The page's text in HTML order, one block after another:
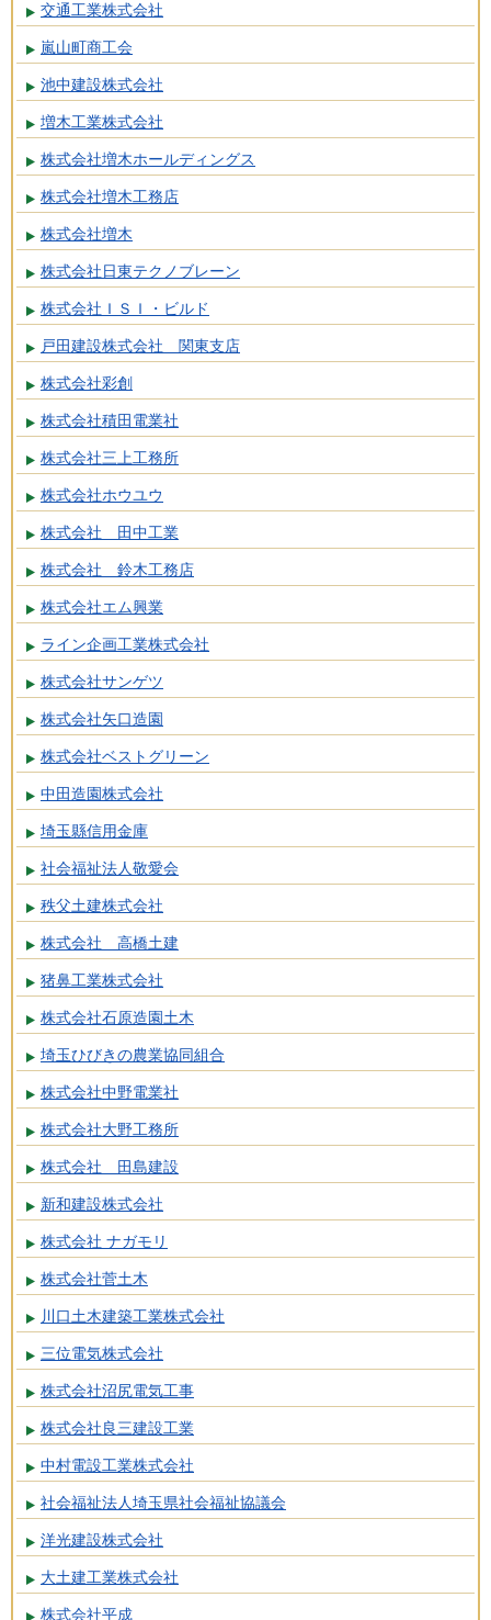
交通工業株式会社
嵐山町商工会
池中建設株式会社
増木工業株式会社
株式会社増木ホールディングス
株式会社増木工務店
株式会社増木
株式会社日東テクノブレーン
株式会社ＩＳＩ・ビルド
戸田建設株式会社 関東支店
株式会社彩創
株式会社積田電業社
株式会社三上工務所
株式会社ホウユウ
株式会社 田中工業
株式会社 鈴木工務店
株式会社エム興業
ライン企画工業株式会社
株式会社サンゲツ
株式会社矢口造園
株式会社ベストグリーン
中田造園株式会社
埼玉縣信用金庫
社会福祉法人敬愛会
秩父土建株式会社
株式会社 高橋土建
猪鼻工業株式会社
株式会社石原造園土木
埼玉ひびきの農業協同組合
株式会社中野電業社
株式会社大野工務所
株式会社 田島建設
新和建設株式会社
株式会社 ナガモリ
株式会社菅土木
川口土木建築工業株式会社
三位電気株式会社
株式会社沼尻電気工事
株式会社良三建設工業
中村電設工業株式会社
社会福祉法人埼玉県社会福祉協議会
洋光建設株式会社
大土建工業株式会社
株式会社平成